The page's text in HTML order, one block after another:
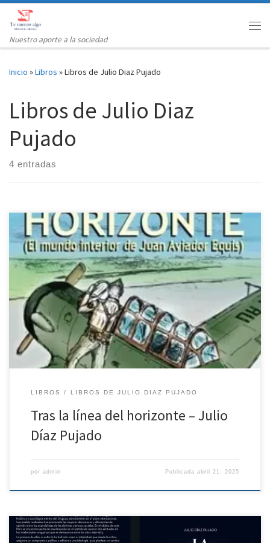
Saltar al contenido
Nuestro aporte a la sociedad
Inicio »Libros »Libros de Julio Diaz Pujado
Libros de Julio Diaz
Pujado
4 entradas
https://tecuentoalgo.com/wp-content/uploads/2025/04/E-Equis-
2017.pdf
LIBROS LIBROS DE JULIO DIAZ PUJADO
Tras la línea del horizonte – Julio
Díaz Pujado
por admin Publicadaabril 21, 2025